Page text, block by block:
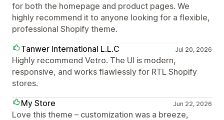
for both the homepage and product pages. We
highly recommend it to anyone looking for a flexible,
professional Shopify theme.
Tanwer International L.L.C
Jul 20, 2026
Highly recommend Vetro. The UI is modern,
responsive, and works flawlessly for RTL Shopify
stores.
My Store
Jun 22, 2026
Love this theme – customization was a breeze,